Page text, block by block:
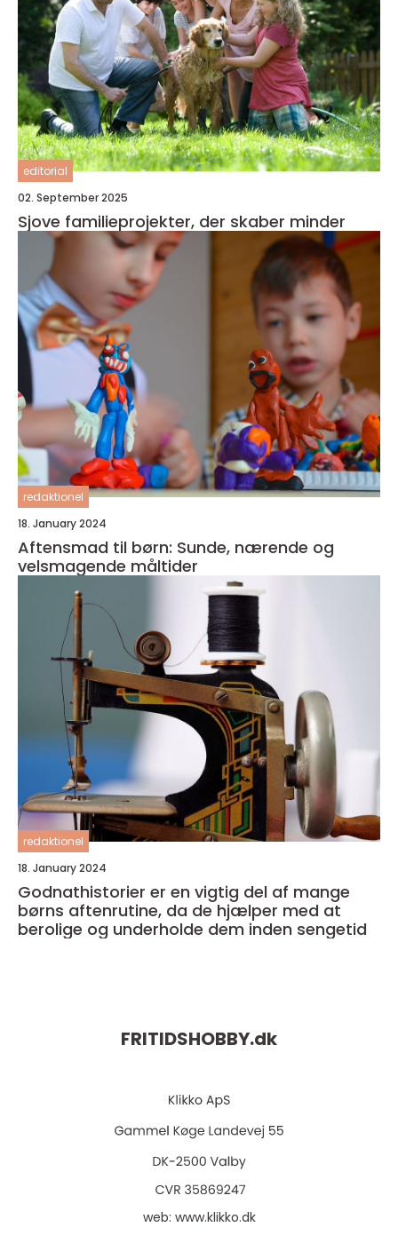
editorial
02. September 2025
Sjove familieprojekter, der skaber minder
redaktionel
18. January 2024
Aftensmad til børn: Sunde, nærende og
velsmagende måltider
redaktionel
18. January 2024
Godnathistorier er en vigtig del af mange
børns aftenrutine, da de hjælper med at
berolige og underholde dem inden sengetid
FRITIDSHOBBY.dk
web: www.klikko.dk